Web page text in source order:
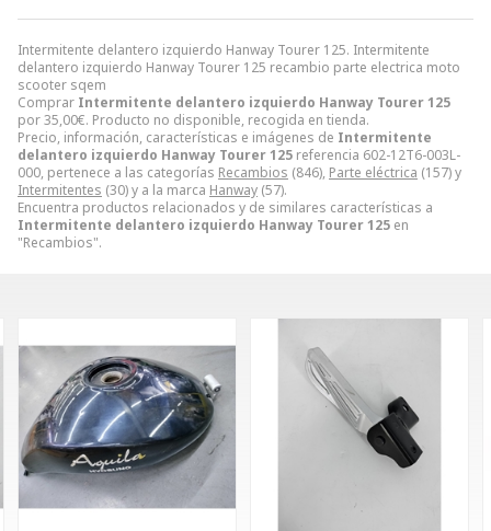
Intermitente delantero izquierdo Hanway Tourer 125. Intermitente
delantero izquierdo Hanway Tourer 125 recambio parte electrica moto
scooter sqem
Comprar Intermitente delantero izquierdo Hanway Tourer 125
por35,00€. Producto no disponible, recogida en tienda.
Precio, información, características e imágenes de Intermitente
delantero izquierdo Hanway Tourer 125 referencia 602-12T6-003L-
000, pertenece a las categorías Recambios (846), Parte eléctrica (157) y
Intermitentes (30) y a la marca Hanway (57).
Encuentra productos relacionados y de similares características a
Intermitente delantero izquierdo Hanway Tourer 125 en
"Recambios".